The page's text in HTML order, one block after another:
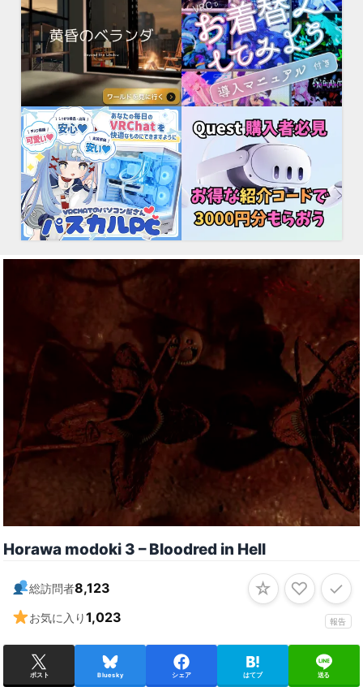
Horawa modoki 3 – Bloodred in Hell
総訪問者8,123
お気に入り1,023 報告
☆ ♡ ✓
ポスト Bluesky シェア はてブ 送る